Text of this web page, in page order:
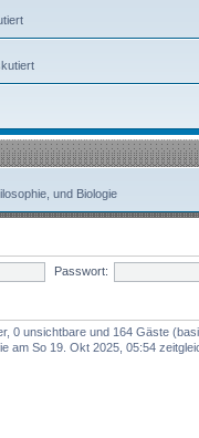
und Biologie
Passwort:
0 unsichtbare und 164 Gäste
am So 19. Okt 2025, 05:54